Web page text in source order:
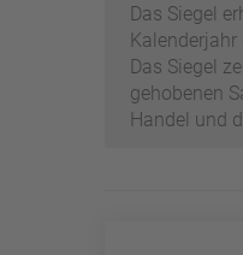
Das Siegel
Kalenderjahr
Das Siegel
gehobenen
Handel und